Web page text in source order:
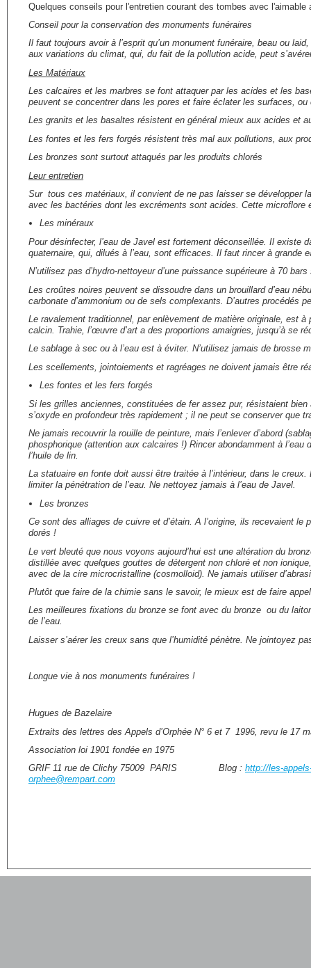
Quelques conseils pour l'entretien courant des tombes avec
Conseil pour la conservation des monuments funéraires
Il faut toujours avoir à l’esprit qu’un monument funéraire, beau ou
aux variations du climat, qui, du fait de la pollution acide, peut
Les Matériaux
Les calcaires et les marbres se font attaquer par les acides et les
peuvent se concentrer dans les pores et faire éclater les surfaces,
Les granits et les basaltes résistent en général mieux aux acides et
Les fontes et les fers forgés résistent très mal aux pollutions, aux
Les bronzes sont surtout attaqués par les produits chlorés
Leur entretien
Sur tous ces matériaux, il convient de ne pas laisser se développer
avec les bactéries dont les excréments sont acides. Cette
Les minéraux
Pour désinfecter, l’eau de Javel est fortement déconseillée. Il existe
quaternaire, qui, dilués à l’eau, sont efficaces. Il faut rincer à grande
N’utilisez pas d’hydro-nettoyeur d’une puissance supérieure à 70
Les croûtes noires peuvent se dissoudre dans un brouillard d’eau
carbonate d’ammonium ou de sels complexants. D’autres procédés
Le ravalement traditionnel, par enlèvement de matière originale, est
calcin. Trahie, l’œuvre d’art a des proportions amaigries, jusqu’à se
Le sablage à sec ou à l’eau est à éviter. N’utilisez jamais de brosse
Les scellements, jointoiements et ragréages ne doivent jamais être
Les fontes et les fers forgés
Si les grilles anciennes, constituées de fer assez pur, résistaient
s’oxyde en profondeur très rapidement ; il ne peut se conserver que
Ne jamais recouvrir la rouille de peinture, mais l’enlever d’abord
phosphorique (attention aux calcaires !) Rincer abondamment à
l’huile de lin.
La statuaire en fonte doit aussi être traitée à l’intérieur, dans le
limiter la pénétration de l’eau. Ne nettoyez jamais à l’eau de Javel.
Les bronzes
Ce sont des alliages de cuivre et d’étain. A l’origine, ils recevaient
dorés !
Le vert bleuté que nous voyons aujourd’hui est une altération du
distillée avec quelques gouttes de détergent non chloré et non
avec de la cire microcristalline (cosmolloid). Ne jamais utiliser
Plutôt que faire de la chimie sans le savoir, le mieux est de faire
Les meilleures fixations du bronze se font avec du bronze ou du
de l’eau.
Laisser s’aérer les creux sans que l’humidité pénètre. Ne jointoyez
Longue vie à nos monuments funéraires !
Hugues de Bazelaire
Extraits des lettres des Appels d’Orphée N° 6 et 7 1996, revu le 17
Association loi 1901 fondée en 1975
GRIF 11 rue de Clichy 75009 PARIS Blog : http://les-
orphee@rempart.com